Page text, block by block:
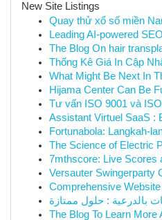
New Site Listings
Quay thử xổ số miền
Leading AI-powered
The Blog On hair
Thống Kê Giá In Cập
What Might Be Next In
Hijama Center Can Be
Tư vấn ISO 9001 và
Assistant Virtuel SaaS :
Fortunabola: Langkah-
The Science of Electric
7mthscore: Live Scores
Versauter Swingerparty
Comprehensive
The Blog To Learn